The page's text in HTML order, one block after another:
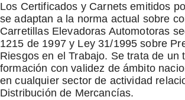
Los Certificados y Carnets emitidos
se adaptan a la norma actual sobre
Carretillas Elevadoras Automotoras
1215 de 1997 y Ley 31/1995 sobre
Riesgos en el Trabajo. Se trata de un
formación con validez de ámbito
en cualquier sector de actividad
Distribución de Mercancías.